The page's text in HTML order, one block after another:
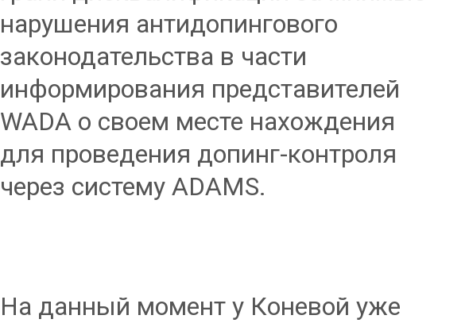
нарушения антидопингового
законодательства в части
информирования представителей
WADA о своем месте нахождения
для проведения допинг-контроля
через систему ADAMS.
На данный момент у Коневой уже